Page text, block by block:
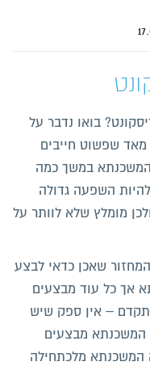
בואו נדבר על
שפשוט חייבים
במשך כמה
השפעה גדולה
מומלץ שלא לוותר על
שאכן כדאי לבצע
אך כל עוד מבצעים
– אין ספק שיש
המשכנתא מבצעים
המשכנתא מלכתחילה